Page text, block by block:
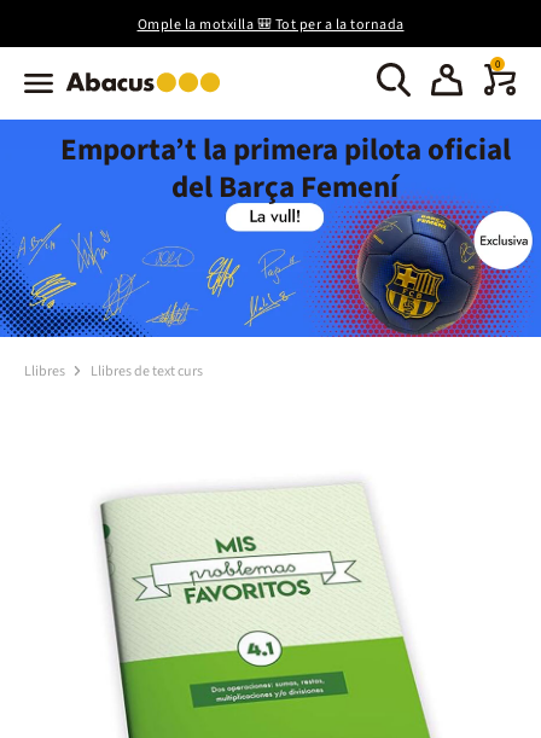
Omple la motxilla 🎒 Tot per a la tornada
0
Emporta’t la primera pilota oficial
del Barça Femení
Llibres Llibres de text curs